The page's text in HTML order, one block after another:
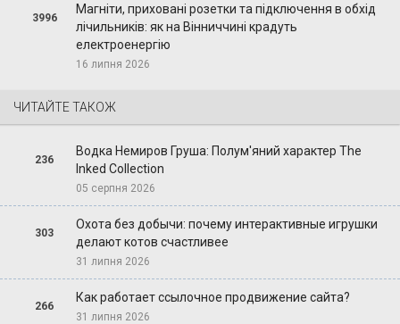
3996
Магніти, приховані розетки та підключення в обхід
лічильників: як на Вінниччині крадуть
електроенергію
16 липня 2026
ЧИТАЙТЕ ТАКОЖ
236
Водка Немиров Груша: Полум'яний характер The
Inked Collection
05 серпня 2026
303
Охота без добычи: почему интерактивные игрушки
делают котов счастливее
31 липня 2026
266
Как работает ссылочное продвижение сайта?
31 липня 2026